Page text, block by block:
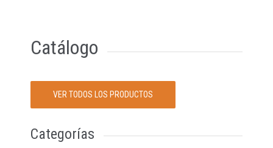
Catálogo
VER TODOS LOS PRODUCTOS
Categorías